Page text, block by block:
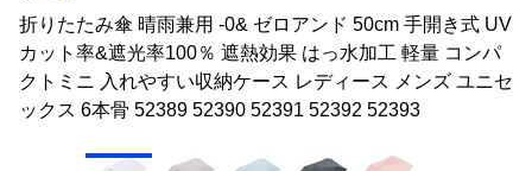
折りたたみ傘 晴雨兼用 -0& ゼロアンド 50cm 手開き式 UV
カット率&遮光率100％ 遮熱効果 はっ水加工 軽量 コンパ
クトミニ 入れやすい収納ケース レディース メンズ ユニセ
ックス 6本骨 52389 52390 52391 52392 52393